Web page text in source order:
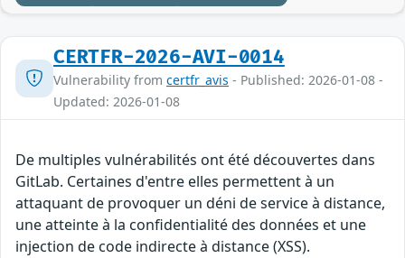
CERTFR-2026-AVI-0014
Vulnerability from certfr_avis - Published: 2026-01-08 -
Updated: 2026-01-08
De multiples vulnérabilités ont été découvertes dans
GitLab. Certaines d'entre elles permettent à un
attaquant de provoquer un déni de service à distance,
une atteinte à la confidentialité des données et une
injection de code indirecte à distance (XSS).